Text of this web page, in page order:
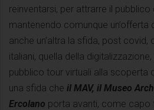
reinventarsi, per attrarre il
mantenendo comunque un’offerta
anche un’altra la sfida, post covid,
italiani, quella della
pubblico tour virtuali alla scoperta
una sfida che il MAV, il Museo
Ercolano porta avanti, come capo